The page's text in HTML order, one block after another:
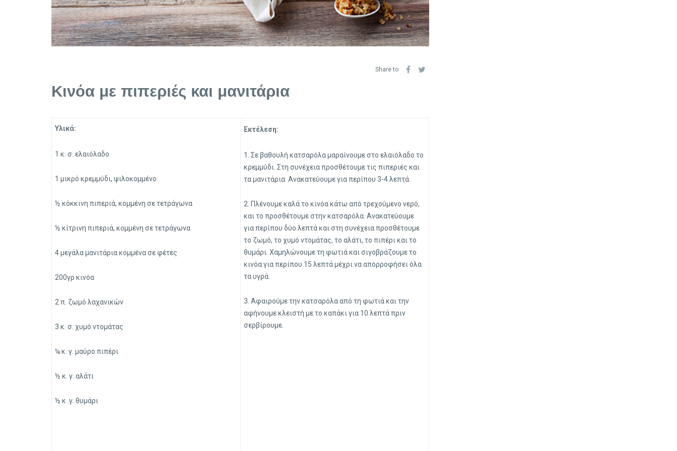
Share to
Κινόα με πιπεριές και μανιτάρια
Υλικά:
1 κ. σ. ελαιόλαδο
1 μικρό κρεμμύδι, ψιλοκομμένο
½ κόκκινη πιπεριά, κομμένη σε τετράγωνα
½ κίτρινη πιπεριά, κομμένη σε τετράγωνα
4 μεγάλα μανιτάρια κομμένα σε φέτες
200γρ κινόα
2 π. ζωμό λαχανικών
3 κ. σ. χυμό ντομάτας
¼ κ. γ. μαύρο πιπέρι
½ κ. γ. αλάτι
½ κ .γ. θυμάρι
Εκτέλεση:
1. Σε βαθουλή κατσαρόλα μαραίνουμε στο ελαιόλαδο το
κρεμμύδι. Στη συνέχεια προσθέτουμε τις πιπεριές και
τα μανιτάρια. Ανακατεύουμε για περίπου 3-4 λεπτά.
2. Πλένουμε καλά το κινόα κάτω από τρεχούμενο νερό,
και το προσθέτουμε στην κατσαρόλα. Ανακατεύουμε
για περίπου δύο λεπτά και στη συνέχεια προσθέτουμε
το ζωμό, το χυμό ντομάτας, το αλάτι, το πιπέρι και το
θυμάρι. Χαμηλώνουμε τη φωτιά και σιγοβράζουμε το
κινόα για περίπου 15 λεπτά μέχρι να απορροφήσει όλα
τα υγρά.
3. Αφαιρούμε την κατσαρόλα από τη φωτιά και την
αφήνουμε κλειστή με το καπάκι για 10 λεπτά πριν
σερβίρουμε.